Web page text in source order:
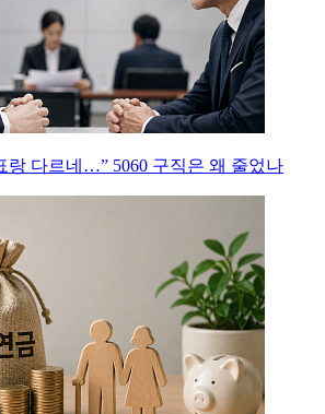
랑 다르네…” 5060 구직은 왜 줄었나